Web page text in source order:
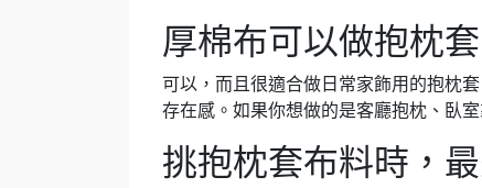
厚棉布可以做抱枕套
可以，而且很適合做日常家飾用的抱枕
存在感。如果你想做的是客廳抱枕、臥
挑抱枕套布料時，